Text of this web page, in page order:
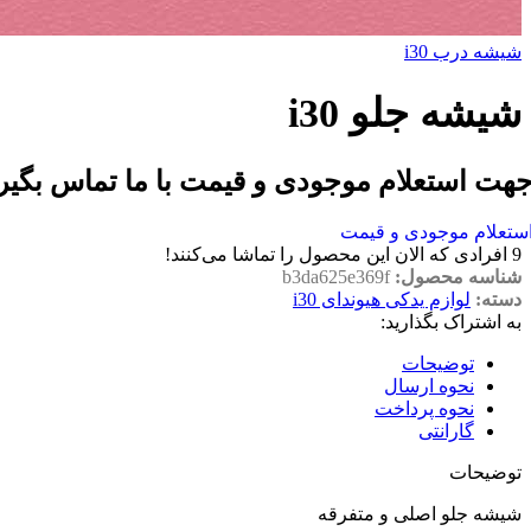
شیشه درب i30
شیشه جلو i30
استعلام موجودی و قیمت با ما تماس
موجودی و قیمت
9 افرادی که الان این محصول را تماشا می‌کنند!
شناسه محصول:b3da625e369f
دسته: لوازم یدکی هیوندای i30
به اشتراک بگذارید:
توضیحات
نحوه ارسال
نحوه پرداخت
گارانتی
توضیحات
شیشه جلو اصلی و متفرقه